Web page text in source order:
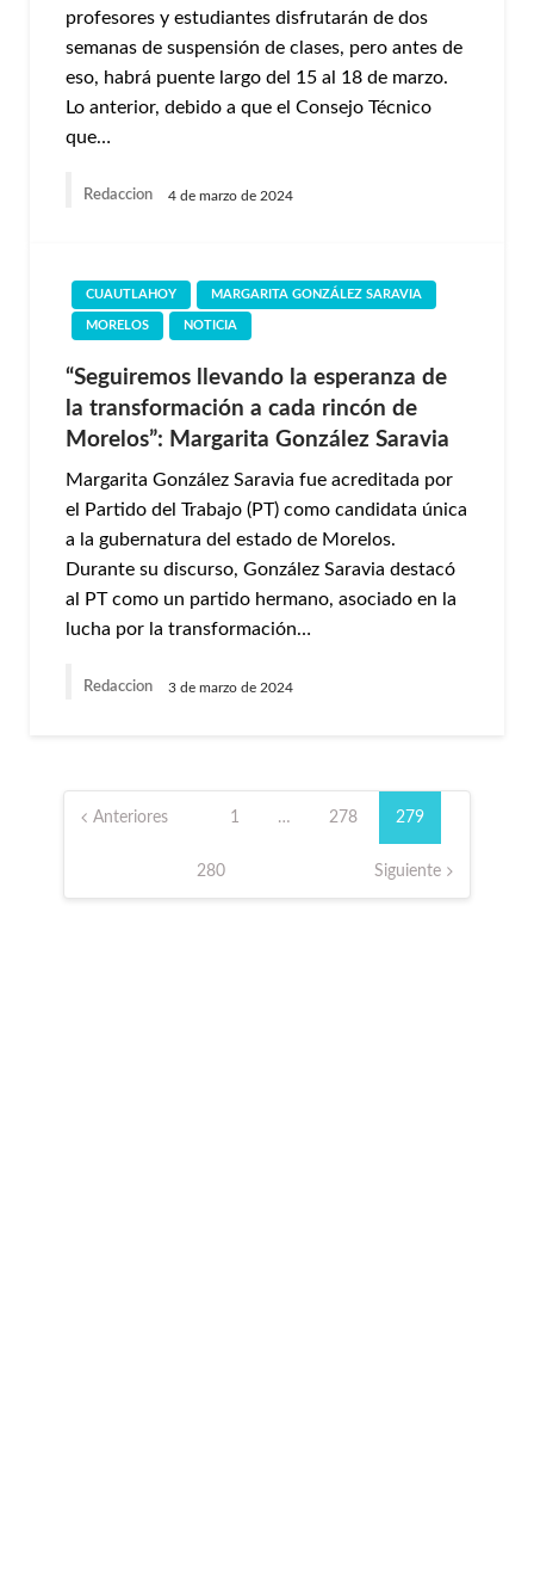
profesores y estudiantes disfrutarán de dos
semanas de suspensión de clases, pero antes de
eso, habrá puente largo del 15 al 18 de marzo.
Lo anterior, debido a que el Consejo Técnico
que…
Redaccion 4 de marzo de 2024
CUAUTLAHOY MARGARITA GONZÁLEZ SARAVIA
MORELOS NOTICIA
“Seguiremos llevando la esperanza de
la transformación a cada rincón de
Morelos”: Margarita González Saravia
Margarita González Saravia fue acreditada por
el Partido del Trabajo (PT) como candidata única
a la gubernatura del estado de Morelos.
Durante su discurso, González Saravia destacó
al PT como un partido hermano, asociado en la
lucha por la transformación…
Redaccion 3 de marzo de 2024
Paginación
de Anteriores 1 … 278 279
280 Siguiente